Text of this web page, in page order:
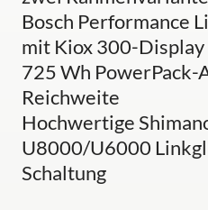
Bosch Performance
mit Kiox 300-Display
725 Wh PowerPack-
Reichweite
Hochwertige
U8000/U6000
Schaltung